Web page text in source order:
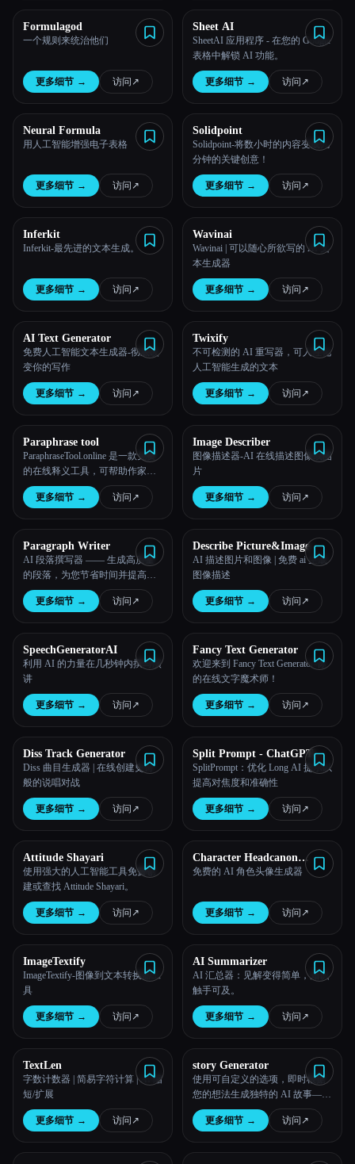
Esc
Formulagod
一个规则来统治他们
更多细节 → 访问 ↗︎
Sheet AI
SheetAI 应用程序 - 在您的 Google
表格中解锁 AI 功能。
更多细节 → 访问 ↗︎
Neural Formula
用人工智能增强电子表格
更多细节 → 访问 ↗︎
Solidpoint
Solidpoint-将数小时的内容变成几
分钟的关键创意！
更多细节 → 访问 ↗︎
Inferkit
Inferkit-最先进的文本生成。
更多细节 → 访问 ↗︎
Wavinai
Wavinai | 可以随心所欲写的 AI 文
本生成器
更多细节 → 访问 ↗︎
AI Text Generator
免费人工智能文本生成器-彻底改
变你的写作
更多细节 → 访问 ↗︎
Twixify
不可检测的 AI 重写器，可人性化
人工智能生成的文本
更多细节 → 访问 ↗︎
Paraphrase tool
ParaphraseTool.online 是一款免费
的在线释义工具，可帮助作家改
写句子、段落、文章和文章
更多细节 → 访问 ↗︎
Image Describer
图像描述器-AI 在线描述图像或图
片
更多细节 → 访问 ↗︎
Paragraph Writer
AI 段落撰写器 —— 生成高质量
的段落，为您节省时间并提高专
业的 AI 段落作者的效率
更多细节 → 访问 ↗︎
Describe Picture&Image
AI 描述图片和图像 | 免费 ai 生成
图像描述
更多细节 → 访问 ↗︎
SpeechGeneratorAI
利用 AI 的力量在几秒钟内撰写演
讲
更多细节 → 访问 ↗︎
Fancy Text Generator
欢迎来到 Fancy Text Generator-你
的在线文字魔术师！
更多细节 → 访问 ↗︎
Diss Track Generator
Diss 曲目生成器 | 在线创建史诗
般的说唱对战
更多细节 → 访问 ↗︎
Split Prompt - ChatGPT
Prompt SPlitter
SplitPrompt：优化 Long AI 提示以
提高对焦度和准确性
更多细节 → 访问 ↗︎
Attitude Shayari
使用强大的人工智能工具免费创
建或查找 Attitude Shayari。
更多细节 → 访问 ↗︎
Character Headcanon
Generator
免费的 AI 角色头像生成器
更多细节 → 访问 ↗︎
ImageTextify
ImageTextify-图像到文本转换器工
具
更多细节 → 访问 ↗︎
AI Summarizer
AI 汇总器：见解变得简单，知识
触手可及。
更多细节 → 访问 ↗︎
TextLen
字数计数器 | 简易字符计算 | AI 缩
短/扩展
更多细节 → 访问 ↗︎
story Generator
使用可自定义的选项，即时根据
您的想法生成独特的 AI 故事——
完全免费，无需注册。
更多细节 → 访问 ↗︎